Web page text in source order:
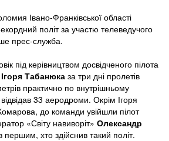
Івано-Франківської області
політ за участю телеведучого
прес-служба.
під керівництвом досвідченого пілота
Ігоря Табанюка за три дні пролетів
практично по внутрішньому
33 аеродроми. Окрім Ігоря
до команди увійшли пілот
«Світу навиворіт» Олександр
першим, хто здійснив такий політ.